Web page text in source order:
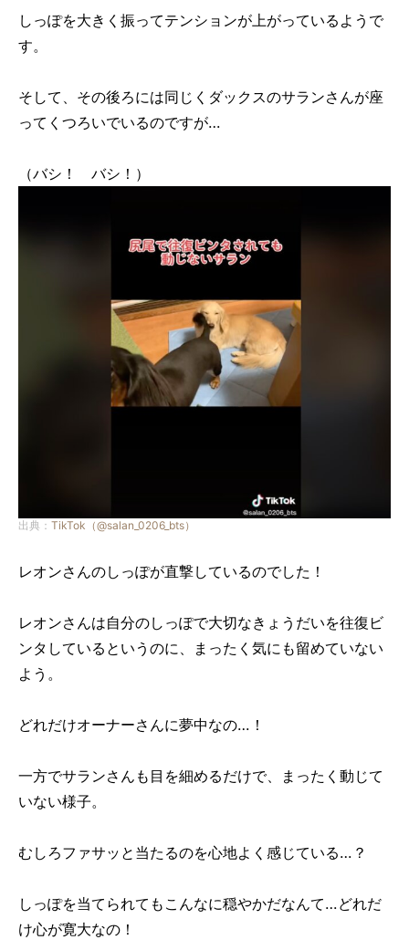
しっぽを大きく振ってテンションが上がっているようで
す。
そして、その後ろには同じくダックスのサランさんが座
ってくつろいでいるのですが…
（バシ！ バシ！）
出典： TikTok（@salan_0206_bts）
レオンさんのしっぽが直撃しているのでした！
レオンさんは自分のしっぽで大切なきょうだいを往復ビ
ンタしているというのに、まったく気にも留めていない
よう。
どれだけオーナーさんに夢中なの…！
一方でサランさんも目を細めるだけで、まったく動じて
いない様子。
むしろファサッと当たるのを心地よく感じている…？
しっぽを当てられてもこんなに穏やかだなんて…どれだ
け心が寛大なの！